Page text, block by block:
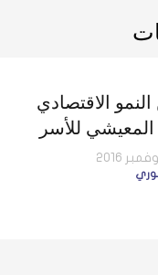
النمو الاقتصادي
للأسر